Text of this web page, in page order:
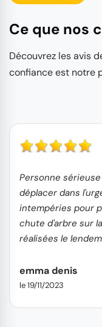
Ce que nos
Découvrez les avis
confiance est notre
Personne
déplacer dans
intempéries pour
chute d'arbre sur
réalisées le
emma denis
le 19/11/2023